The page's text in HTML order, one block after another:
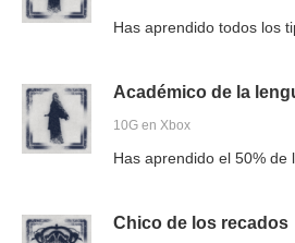
Has aprendido todos los
Académico de la
10G en Xbox
Has aprendido el 50% de
Chico de los recados